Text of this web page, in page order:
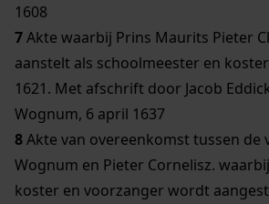
1608
7Akte waarbij Prins Maurits Pieter
aanstelt als schoolmeester en
1621. Met afschrift door Jacob
Wognum, 6 april 1637
8Akte van overeenkomst tussen de
Wognum en Pieter Cornelisz.
koster en voorzanger wordt